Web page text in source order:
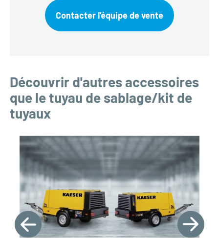
Contacter l'équipe de vente
Découvrir d'autres accessoires
que le tuyau de sablage/kit de
tuyaux